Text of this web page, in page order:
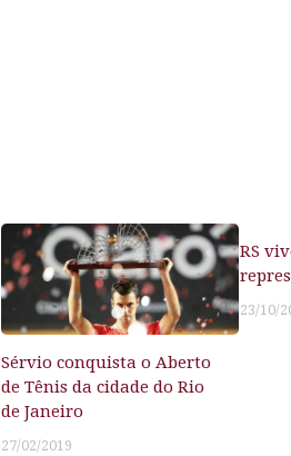
Sérvio conquista o Aberto
de Tênis da cidade do Rio
de Janeiro
27/02/2019
RS
23/10/